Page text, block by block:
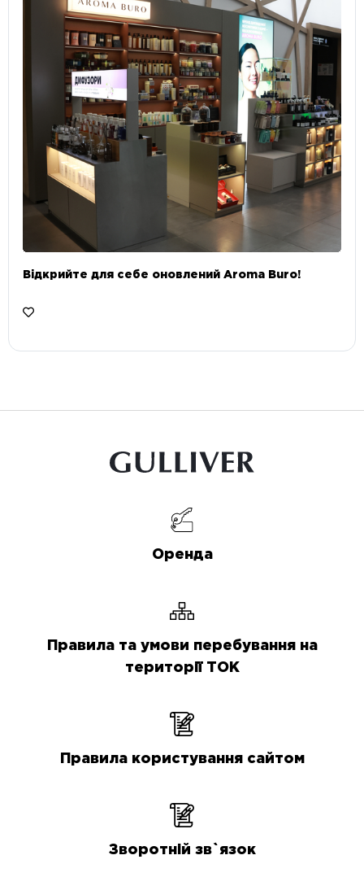
Відкрийте для себе оновлений Aroma Buro! ⠀
Оренда
Правила та умови перебування на
території ТОК
Правила користування сайтом
Зворотній зв`язок